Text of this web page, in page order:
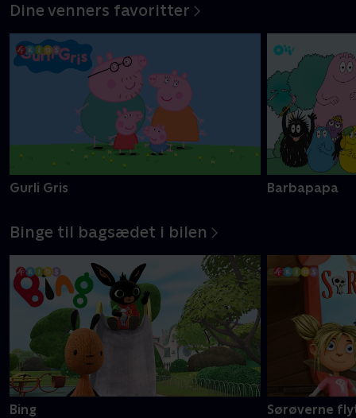
Dine venners favoritter
Gurli Gris Barbapapa
Binge til bagsædet i bilen
Bing Sørøverne